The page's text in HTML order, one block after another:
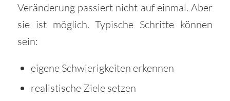
Veränderung passiert nicht auf einmal. Aber
sie ist möglich. Typische Schritte können
sein:
eigene Schwierigkeiten erkennen
realistische Ziele setzen